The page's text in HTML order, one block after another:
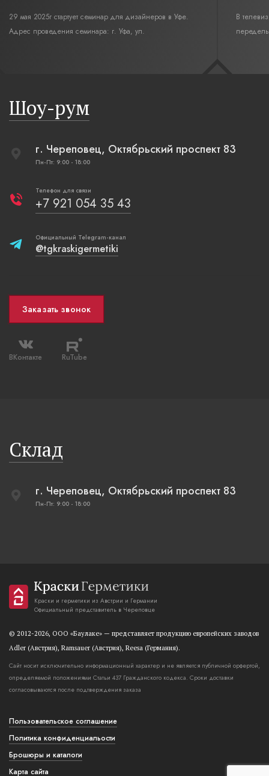
29 мая 2025г стартует семинар для дизайнеров в Уфе.
Адрес проведения семинара: г. Уфа, ул.
В
Шоу-рум
г. Череповец, Октябрьский проспект 83
Пн-Пт: 9:00 - 18:00
Телефон для связи
+7 921 054 35 43
Официальный Telegram-канал
@tgkraskigermetiki
Заказать звонок
ВКонтакте RuTube
Склад
г. Череповец, Октябрьский проспект 83
Пн-Пт: 9:00 - 18:00
Краски и герметики из Австрии и Германии
Официальный представитель в Череповце
© 2012-2026, OOO «Баулаке» — представляет продукцию европейских заводов
Adler (Австрия), Ramsauer (Австрия), Reesa (Германия).
Сайт носит исключительно информационный характер и не является публичной орфертой,
определяемой положениями Статьи 437 Гражданского кодекса. Сроки доставки
согласовываются после подтверждения заказа
Пользовательское соглашение
Политика конфиденциальости
Брошюры и каталоги
Карта сайта